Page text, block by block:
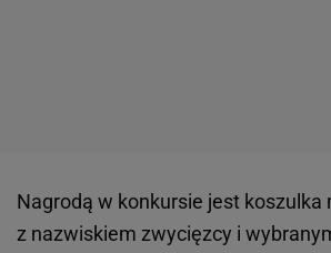
Nagrodą w konkursie jest koszulka
z nazwiskiem zwycięzcy i